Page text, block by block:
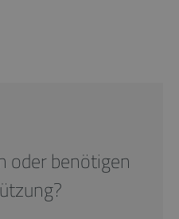
oder benötigen